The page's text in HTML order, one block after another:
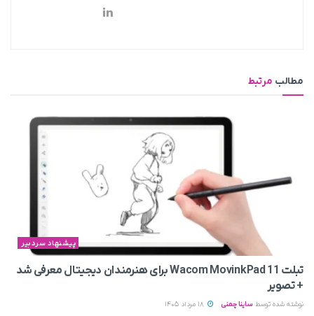
مطالب مرتبط
پیشنهاد سردبیر
تبلت Wacom MovinkPad 11 برای هنرمندان دیجیتال معرفی شد
+ تصویر
نوشته شده توسط ساینا چمنی